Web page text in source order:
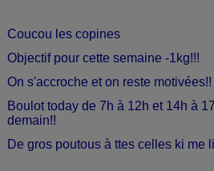
Coucou les copines
Objectif pour cette semaine -1kg!!!
On s'accroche et on reste motivées!!
Boulot today de 7h à 12h et 14h à
demain!!
De gros poutous à ttes celles ki me